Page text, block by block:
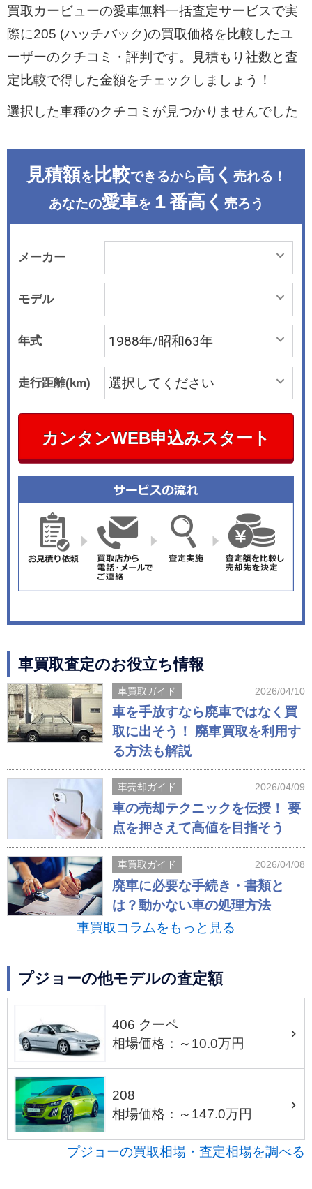
買取カービューの愛車無料一括査定サービスで実
際に205 (ハッチバック)の買取価格を比較したユ
ーザーのクチコミ・評判です。見積もり社数と査
定比較で得した金額をチェックしましょう！
選択した車種のクチコミが見つかりませんでした
見積額を 比較できるから高く 売れる！
あなたの愛車を １番高く 売ろう
メーカー
モデル
年式
走行距離(km)
カンタンWEB申込みスタート
車買取査定のお役立ち情報
車買取ガイド 2026/04/10
車を手放すなら廃車ではなく買
取に出そう！ 廃車買取を利用す
る方法も解説
車売却ガイド 2026/04/09
車の売却テクニックを伝授！ 要
点を押さえて高値を目指そう
車買取ガイド 2026/04/08
廃車に必要な手続き・書類と
は？動かない車の処理方法
車買取コラムをもっと見る
プジョーの他モデルの査定額
406 クーペ
相場価格：～10.0万円
208
相場価格：～147.0万円
プジョーの買取相場・査定相場を調べる